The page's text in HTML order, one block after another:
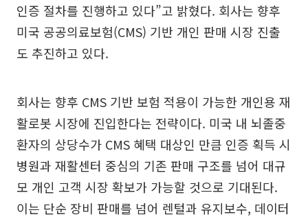
인증 절차를 진행하고 있다”고 밝혔다. 회사는 향후
미국 공공의료보험(CMS) 기반 개인 판매 시장 진출
도 추진하고 있다.
회사는 향후 CMS 기반 보험 적용이 가능한 개인용 재
활로봇 시장에 진입한다는 전략이다. 미국 내 뇌졸중
환자의 상당수가 CMS 혜택 대상인 만큼 인증 획득 시
병원과 재활센터 중심의 기존 판매 구조를 넘어 대규
모 개인 고객 시장 확보가 가능할 것으로 기대된다.
이는 단순 장비 판매를 넘어 렌털과 유지보수, 데이터